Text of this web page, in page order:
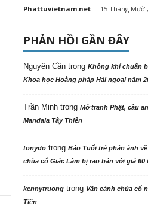
Phattuvietnam.net - 15 Tháng
PHẢN HỒI GẦN ĐÂY
Nguyên Cầntrong Không khí chuẩn
Khoa học Hoằng pháp Hải ngoại năm
Trần Minhtrong Mở tranh Phật, cầu
Mandala Tây Thiên
tonydotrong Báo Tuổi trẻ phản ảnh
chùa cổ Giác Lâm bị rao bán với giá 60
kennytruongtrong Vãn cảnh chùa cổ
Tiên